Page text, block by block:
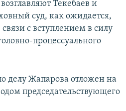
Текебаев и
суд, как ожидается,
с вступлением в силу
процессуального
делу Жапарова отложен на
председательствующего